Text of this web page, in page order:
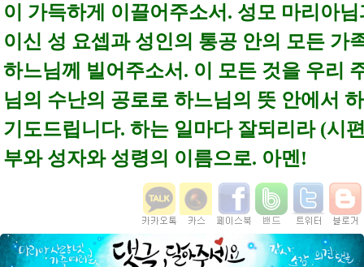
이 가득하게 이끌어주소서. 성모 마리아
이신 성 요셉과 성인의 통공 안의 모든 가
하느님께 빌어주소서. 이 모든 것을 우리
님의 수난의 공로로 하느님의 뜻 안에서
기도드립니다. 하는 일마다 잘되리라 (시
부와 성자와 성령의 이름으로. 아멘!